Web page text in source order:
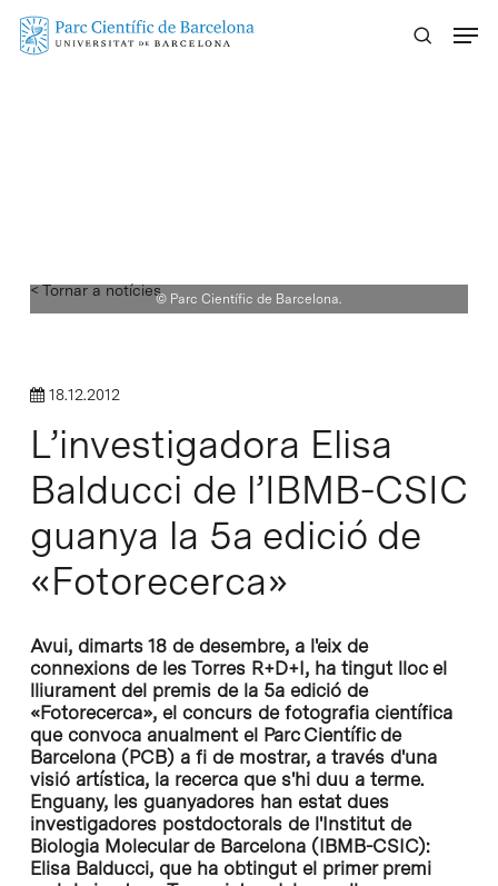
Skip
< Tornar a notícies© Parc Científic de Barcelona.
18.12.2012
L’investigadora Elisa
Balducci de l’IBMB-CSIC
guanya la 5a edició de
«Fotorecerca»
Avui, dimarts 18 de desembre, a l'eix de
connexions de les Torres R+D+I, ha tingut lloc el
lliurament del premis de la 5a edició de
«Fotorecerca», el concurs de fotografia científica
que convoca anualment el Parc Científic de
Barcelona (PCB) a fi de mostrar, a través d'una
visió artística, la recerca que s'hi duu a terme.
Enguany, les guanyadores han estat dues
investigadores postdoctorals de l'Institut de
Biologia Molecular de Barcelona (IBMB-CSIC):
Elisa Balducci, que ha obtingut el primer premi